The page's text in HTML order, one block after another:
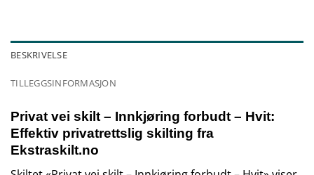
BESKRIVELSE
TILLEGGSINFORMASJON
Privat vei skilt – Innkjøring forbudt – Hvit:
Effektiv privatrettslig skilting fra
Ekstraskilt.no